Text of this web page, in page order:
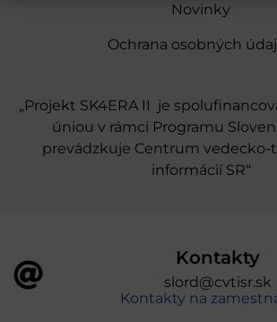
Novinky
Ochrana osobných
„Projekt SK4ERA II je
úniou v rámci Programu
prevádzkuje Centrum
informácií SR“
Kontakty
slord@cvtisr.sk
Kontakty na